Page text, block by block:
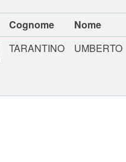
Cognome Nome
TARANTINO
UMBERTO